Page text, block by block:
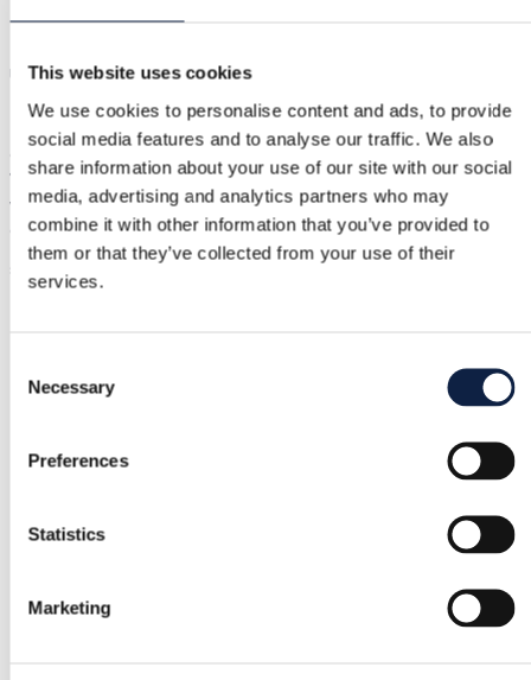
This website uses cookies
We use cookies to personalise content and ads, to provide
social media features and to analyse our traffic. We also
share information about your use of our site with our social
media, advertising and analytics partners who may
combine it with other information that you’ve provided to
them or that they’ve collected from your use of their
services.
Selection
Necessary
Preferences
Statistics
Marketing
Cute shell dress tied at the back of the neck, with an open
💘 Size S, fits true to size. The hem is slightly see-through, I
would wear some slip shorts underneath. I, for example, have
ones that fit this for sale. Also works as a beach dress over
swimwear. New & flawless!
39,00 €
UVP 80,00 €(51% Rabatt)
Versand ab 3,89 € Käuferschutz
Rückerstattung, wenn der Artikel fehlerhaft ist oder nicht
Sichere Zahlung